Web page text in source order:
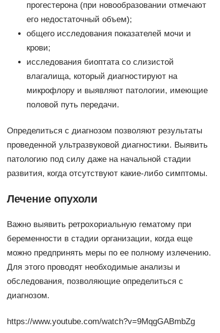
прогестерона (при новообразовании отмечают
его недостаточный объем);
общего исследования показателей мочи и
крови;
исследования биоптата со слизистой
влагалища, который диагностируют на
микрофлору и выявляют патологии, имеющие
половой путь передачи.
Определиться с диагнозом позволяют результаты
проведенной ультразвуковой диагностики. Выявить
патологию под силу даже на начальной стадии
развития, когда отсутствуют какие-либо симптомы.
Лечение опухоли
Важно выявить ретрохориальную гематому при
беременности в стадии организации, когда еще
можно предпринять меры по ее полному излечению.
Для этого проводят необходимые анализы и
обследования, позволяющие определиться с
диагнозом.
https://www.youtube.com/watch?v=9MqgGABmbZg